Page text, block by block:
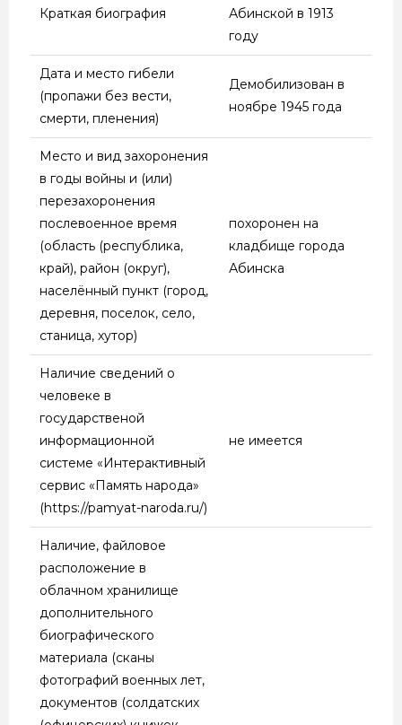
Краткая биография
Абинской в 1913
году
Дата и место гибели
(пропажи без вести,
смерти, пленения)
Демобилизован в
ноябре 1945 года
Место и вид захоронения
в годы войны и (или)
перезахоронения
послевоенное время
(область (республика,
край), район (округ),
населённый пункт (город,
деревня, поселок, село,
станица, хутор)
похоронен на
кладбище города
Абинска
Наличие сведений о
человеке в
государственой
информационной
системе «Интерактивный
сервис «Память народа»
(https://pamyat-naroda.ru/)
не имеется
Наличие, файловое
расположение в
облачном хранилище
дополнительного
биографического
материала (сканы
фотографий военных лет,
документов (солдатских